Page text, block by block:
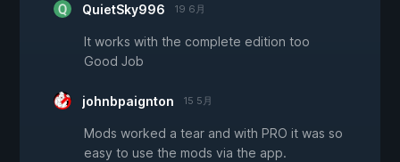
QuietSky996 19 6月
It works with the complete edition too
Good Job
johnbpaignton 15 5月
Mods worked a tear and with PRO it was so
easy to use the mods via the app.